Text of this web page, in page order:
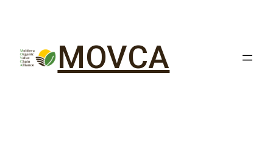
MOVCA